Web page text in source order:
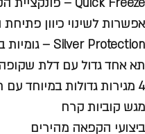
אפשרות לשינוי כיוון
Silver Protection – גומיות בדלתות עשויות מחומר המונע יובש בגומיות
תא אחד גדול עם דלת
4 מגירות גדולות במיוחד עם חזית שקופה
מגש קוביות קרח
ביצועי הקפאה מהירים